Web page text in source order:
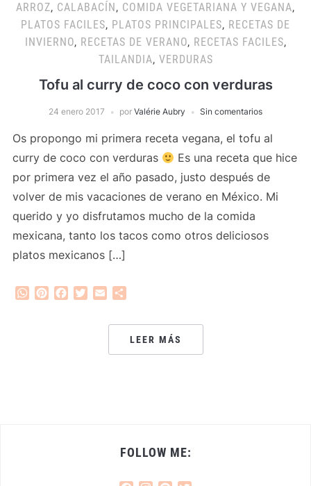
ARROZ, CALABACÍN , COMIDA VEGETARIANA Y VEGANA,
PLATOS FACILES, PLATOS PRINCIPALES, RECETAS DE
INVIERNO, RECETAS DE VERANO, RECETAS FACILES,
TAILANDIA, VERDURAS
Tofu al curry de coco con verduras
24 enero 2017 por Valérie Aubry Sin comentarios
Os propongo mi primera receta vegana, el tofu al
curry de coco con verduras
Es una receta que hice
por primera vez el año pasado, justo después de
volver de mis vacaciones de verano en México. Mi
querido y yo disfrutamos mucho de la comida
mexicana, tanto los tacos como otros deliciosos
platos mexicanos […]
WhatsApp
PinterestFacebook
Twitter
Email
LEER MÁS
FOLLOW ME: